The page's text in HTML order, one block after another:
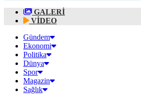
GALERİ
VİDEO
Gündem
Ekonomi
Politika
Dünya
Spor
Magazin
Sağlık